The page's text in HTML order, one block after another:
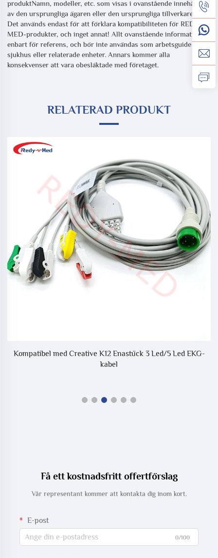
produktNamn, modeller, etc. som visas i ovanstående innehåll ägs
av den ursprungliga ägaren eller den ursprungliga tillverkaren.
Det används endast för att förklara kompatibiliteten för REDY-
MED-produkter, och inget annat! Allt ovanstående information är
enbart för referens, och bör inte användas som arbetsguide för
sjukhus eller relaterade enheter. Annars kommer alla
konsekvenser att vara obesläktade med företaget.
RELATERAD PRODUKT
Kompatibel med Creative K12 Enastück 3 Led/5 Led EKG-
kabel
Få ett kostnadsfritt offertförslag
Vår representant kommer att kontakta dig inom kort.
E-post
0/100